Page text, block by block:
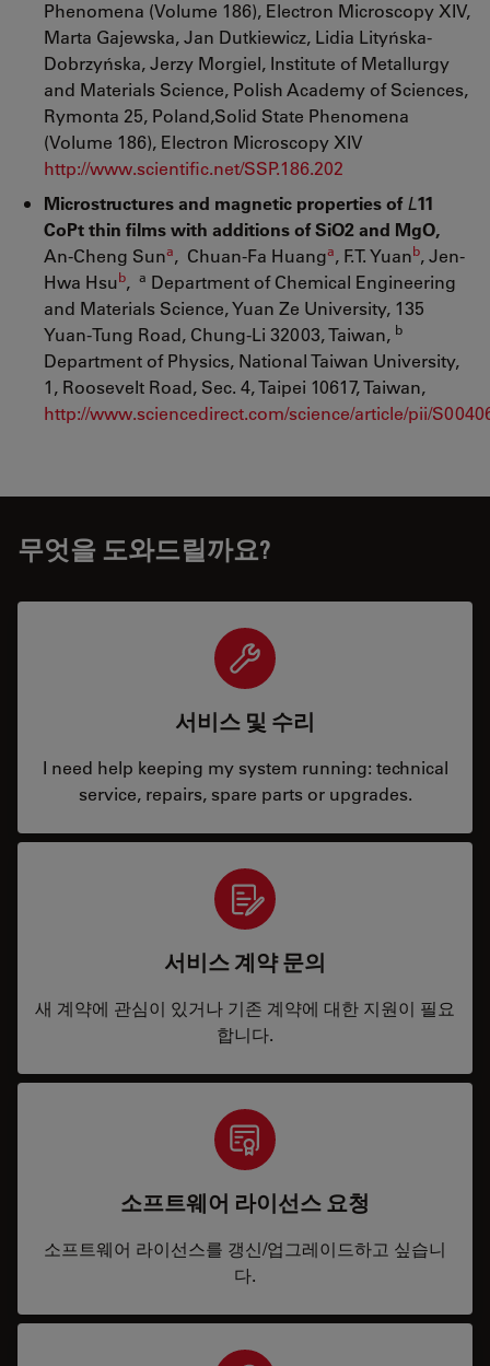
Phenomena (Volume 186), Electron Microscopy XIV,
Marta Gajewska, Jan Dutkiewicz, Lidia Lityńska-
Dobrzyńska, Jerzy Morgiel, Institute of Metallurgy
and Materials Science, Polish Academy of Sciences,
Rymonta 25, Poland,Solid State Phenomena
(Volume 186), Electron Microscopy XIV
http://www.scientific.net/SSP.186.202
Microstructures and magnetic properties ofL11
CoPt thin films with additions of SiO2 and MgO,
An-Cheng Suna, Chuan-Fa Huanga, F.T. Yuanb, Jen-
Hwa Hsub, a Department of Chemical Engineering
and Materials Science, Yuan Ze University, 135
Yuan-Tung Road, Chung-Li 32003, Taiwan, b
Department of Physics, National Taiwan University,
1, Roosevelt Road, Sec. 4, Taipei 10617, Taiwan,
http://www.sciencedirect.com/science/article/pii/
무엇을 도와드릴까요?
서비스 및 수리
I need help keeping my system running: technical
service, repairs, spare parts or upgrades.
서비스 계약 문의
새 계약에 관심이 있거나 기존 계약에 대한 지원이 필요
합니다.
소프트웨어 라이선스 요청
소프트웨어 라이선스를 갱신/업그레이드하고 싶습니
다.